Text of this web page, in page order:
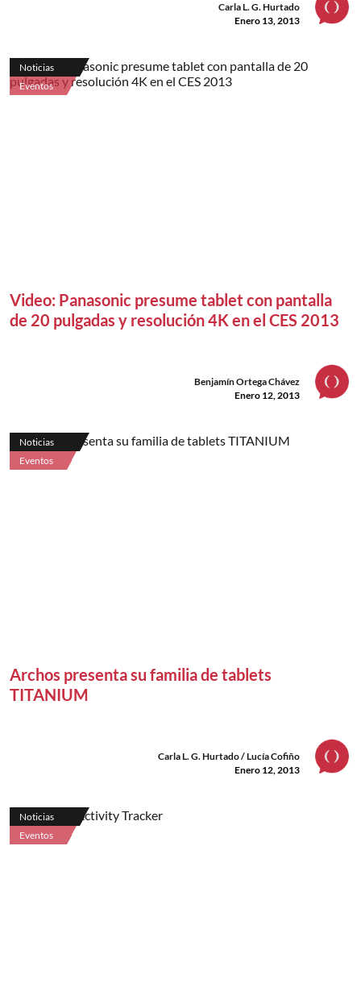
Carla L. G. Hurtado
Enero 13, 2013
Noticias
Eventos
Video: Panasonic presume tablet con pantalla
de 20 pulgadas y resolución 4K en el CES 2013
Benjamín Ortega Chávez
Enero 12, 2013
Noticias
Eventos
Archos presenta su familia de tablets
TITANIUM
Carla L. G. Hurtado / Lucía Cofiño
Enero 12, 2013
Noticias
Eventos